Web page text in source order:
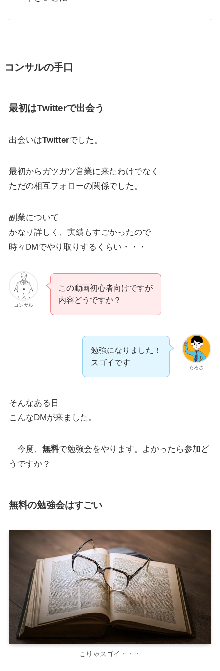
コンサルの手口
最初はTwitterで出会う
出会いはTwitterでした。
最初からガツガツ営業に来たわけでなく
ただの相互フォローの関係でした。
副業について
かなり詳しく、実績もすごかったので
時々DMでやり取りするくらい・・・
コンサル
この動画初心者向けですが
内容どうですか？
たろさ
勉強になりました！
スゴイです
そんなある日
こんなDMが来ました。
「今度、 無料で勉強会をやります。よかったら参加ど
うですか？」
無料の勉強会はすごい
こりゃスゴイ・・・